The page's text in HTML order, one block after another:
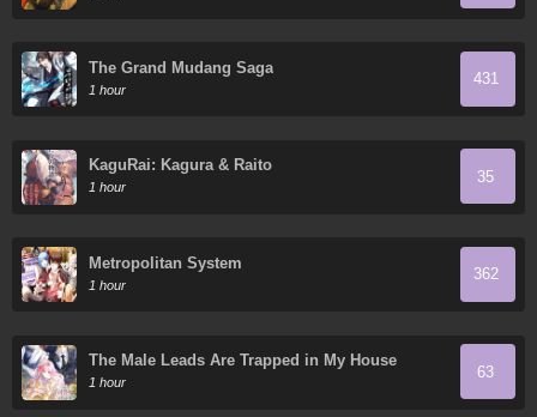
The Grand Mudang Saga
1 hour
431
KaguRai: Kagura & Raito
1 hour
35
Metropolitan System
1 hour
362
The Male Leads Are Trapped in My House
1 hour
63